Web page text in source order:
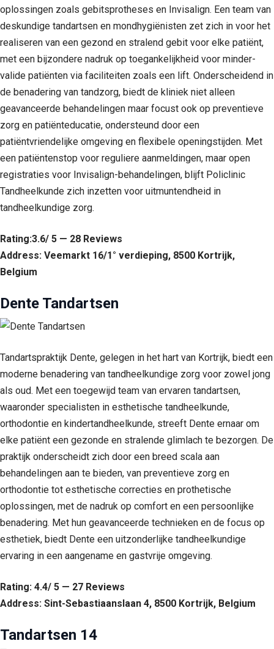
oplossingen zoals gebitsprotheses en Invisalign. Een team van
deskundige tandartsen en mondhygiënisten zet zich in voor het
realiseren van een gezond en stralend gebit voor elke patiënt,
met een bijzondere nadruk op toegankelijkheid voor minder-
valide patiënten via faciliteiten zoals een lift. Onderscheidend in
de benadering van tandzorg, biedt de kliniek niet alleen
geavanceerde behandelingen maar focust ook op preventieve
zorg en patiënteducatie, ondersteund door een
patiëntvriendelijke omgeving en flexibele openingstijden. Met
een patiëntenstop voor reguliere aanmeldingen, maar open
registraties voor Invisalign-behandelingen, blijft Policlinic
Tandheelkunde zich inzetten voor uitmuntendheid in
tandheelkundige zorg.
Rating:3.6/ 5 — 28 Reviews
Address: Veemarkt 16/1° verdieping, 8500 Kortrijk,
Belgium
Dente Tandartsen
Tandartspraktijk Dente, gelegen in het hart van Kortrijk, biedt een
moderne benadering van tandheelkundige zorg voor zowel jong
als oud. Met een toegewijd team van ervaren tandartsen,
waaronder specialisten in esthetische tandheelkunde,
orthodontie en kindertandheelkunde, streeft Dente ernaar om
elke patiënt een gezonde en stralende glimlach te bezorgen. De
praktijk onderscheidt zich door een breed scala aan
behandelingen aan te bieden, van preventieve zorg en
orthodontie tot esthetische correcties en prothetische
oplossingen, met de nadruk op comfort en een persoonlijke
benadering. Met hun geavanceerde technieken en de focus op
esthetiek, biedt Dente een uitzonderlijke tandheelkundige
ervaring in een aangename en gastvrije omgeving.
Rating: 4.4/ 5 — 27 Reviews
Address: Sint-Sebastiaanslaan 4, 8500 Kortrijk, Belgium
Tandartsen 14